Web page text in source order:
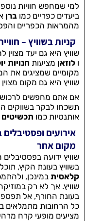
למי שמחפש חוויות
ביעדים כפריים כמו ברן
מהמראות הכפריים
קניות בשוויץ –
שוויץ היא גם יעד מצוין
ו לוזאן מציעות חנויות
מקומיים שמציגים את
שוויץ היא גם מקום
אם אתם מחפשים לרכוש
תשכחו לבקר בשווקים
אותנטיות כמו תכשיטים
אירועים
מקום אחר
שוויץ ידועה
בשוויץ בעונת הקיץ,
קלאסית במינכן,
שוויץ. אך לא רק
בעונת החורף, אל
כל הרחובות מתמלאים
מציעים מופעי קרח